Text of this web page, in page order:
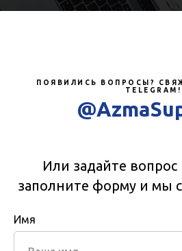
ПОЯВИЛИСЬ ВОПРОСЫ?
TELEGRAM!
Или задайте
заполните форму и мы
Имя